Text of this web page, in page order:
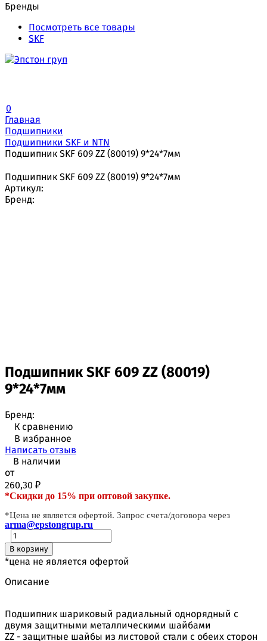
Бренды
Посмотреть все товары
SKF
0
Главная
Подшипники
Подшипники SKF и NTN
Подшипник SKF 609 ZZ (80019) 9*24*7мм
Подшипник SKF 609 ZZ (80019) 9*24*7мм
Артикул:
Бренд:
Подшипник SKF 609 ZZ (80019)
9*24*7мм
Бренд:
К сравнению
В избранное
Написать отзыв
В наличии
от
260,30 ₽
*Скидки до 15% при оптовой закупке.
*Цена не является офертой. Запрос счета/договора через
arma@epstongrup.ru
В корзину
*цена не является офертой
Описание
Подшипник шариковый радиальный однорядный с
двумя защитными металлическими шайбами
ZZ - защитные шайбы из листовой стали с обеих сторон